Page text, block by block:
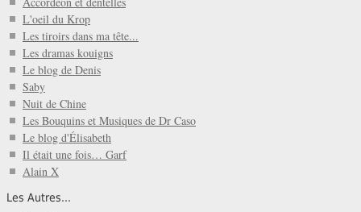
L'oeil du Krop
Les tiroirs dans ma tête...
Les dramas kouigns
Le blog de Denis
Saby
Nuit de Chine
Les Bouquins et Musiques de Dr Caso
Le blog d'Élisabeth
Il était une fois… Garf
Alain X
Les Autres...